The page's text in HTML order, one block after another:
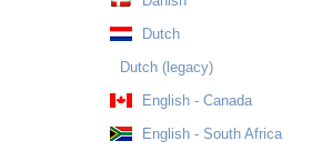
Dutch
Dutch (legacy)
English - Canada
English - South Africa